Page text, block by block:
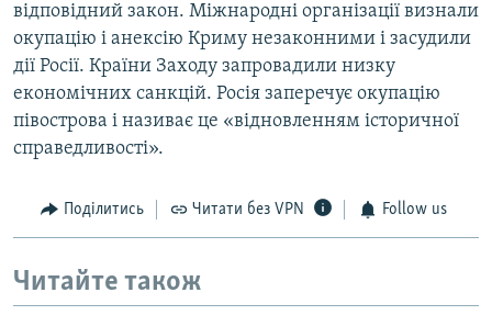
відповідний закон. Міжнародні організації визнали
окупацію і анексію Криму незаконними і засудили
дії Росії. Країни Заходу запровадили низку
економічних санкцій. Росія заперечує окупацію
півострова і називає це «відновленням історичної
справедливості».
Поділитись Читати без VPN Follow us
Читайте також